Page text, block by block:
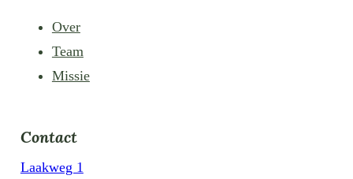
Over
Team
Missie
Contact
Laakweg 1